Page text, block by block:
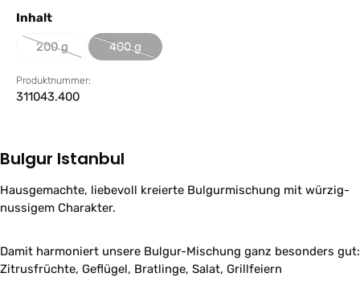
Inhaltauswählen
200 g
(Diese Option ist zurzeit nicht verfügbar.)
400 g
(Diese Option ist zurzeit nicht verfügbar.)
Produktnummer:
311043.400
Bulgur Istanbul
Hausgemachte, liebevoll kreierte Bulgurmischung mit würzig-
nussigem Charakter.
Damit harmoniert unsere Bulgur-Mischung ganz besonders gut:
Zitrusfrüchte, Geflügel, Bratlinge, Salat, Grillfeiern